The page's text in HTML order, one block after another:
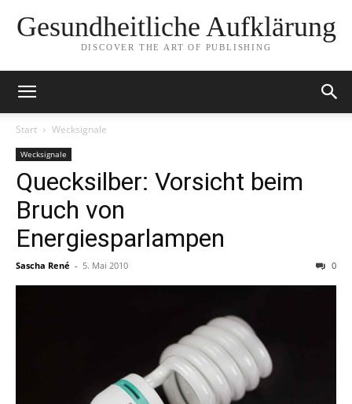
Gesundheitliche Aufklärung
DISCOVER THE ART OF PUBLISHING
Start Wecksignale
Wecksignale
Quecksilber: Vorsicht beim
Bruch von
Energiesparlampen
Sascha René - 5. Mai 2010 0